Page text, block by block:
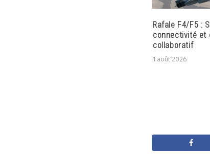
Rafale F4/F5 :
connectivité et
collaboratif
1 août 2026